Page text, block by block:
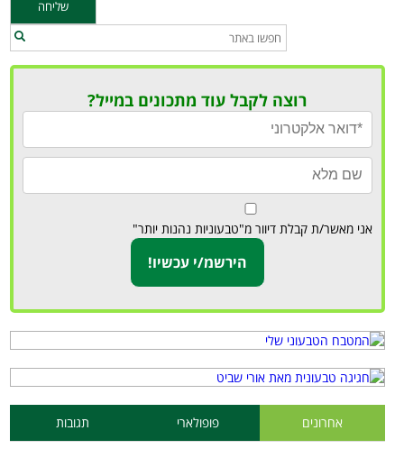
רוצה לקבל עוד מתכונים במייל?
אני מאשר/ת קבלת דיוור מ"טבעוניות נהנות יותר"
אחרונים פופולארי תגובות